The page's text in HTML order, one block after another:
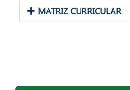
MATRIZ CURRICULAR